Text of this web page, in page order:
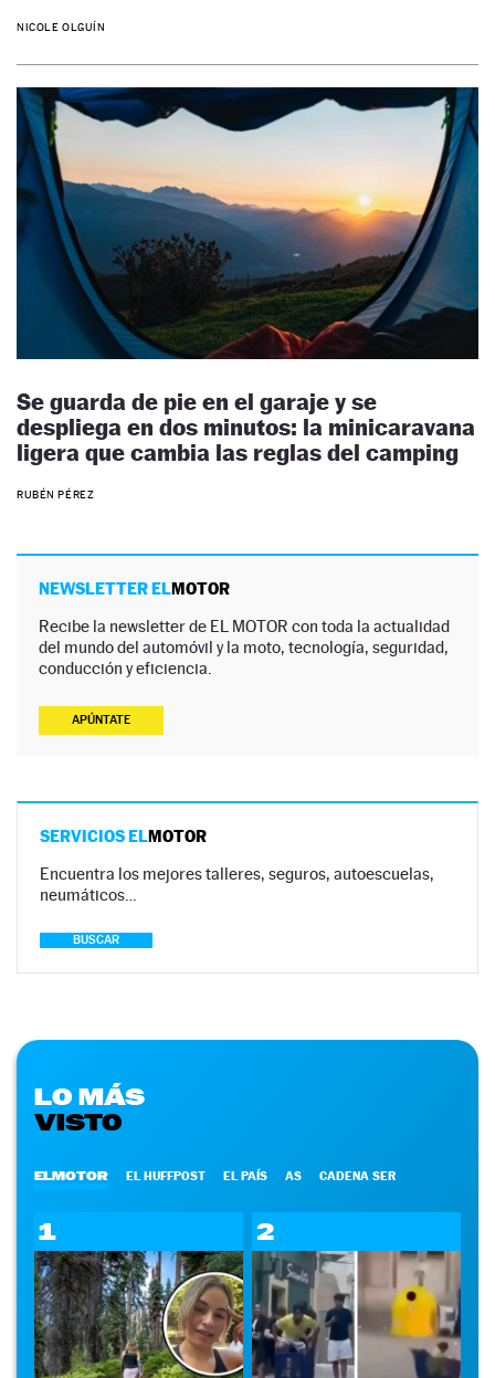
NICOLE OLGUÍN
Se guarda de pie en el garaje y se
despliega en dos minutos: la minicaravana
ligera que cambia las reglas del camping
RUBÉN PÉREZ
NEWSLETTER ELMOTOR
Recibe la newsletter de EL MOTOR con toda la actualidad
del mundo del automóvil y la moto, tecnología, seguridad,
conducción y eficiencia.
APÚNTATE
SERVICIOS ELMOTOR
Encuentra los mejores talleres, seguros, autoescuelas,
neumáticos…
BUSCAR
LO MÁS
VISTO
ELMOTOR EL HUFFPOST EL PAÍS AS CADENA SER
1 2